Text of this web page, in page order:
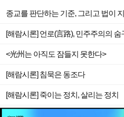
종교를 판단하는 기준, 그리고 법이
​[해람시론] 언로(言路), 민주주의의 숨
<光州는 아직도 잠들지 못한다>
[해람시론] 침묵은 동조다
​[해람시론] 죽이는 정치, 살리는 정치